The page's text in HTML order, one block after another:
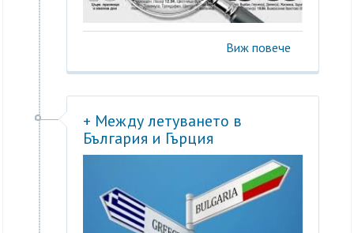
Виж повече
+ Между летуването в
България и Гърция